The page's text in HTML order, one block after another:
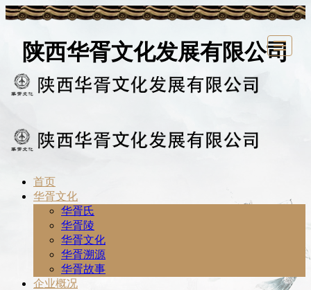
陕西华胥文化发展有限公司
首页 华胥文化
首页
华胥文化
华胥氏
华胥陵
华胥文化
华胥溯源
华胥故事
企业概况